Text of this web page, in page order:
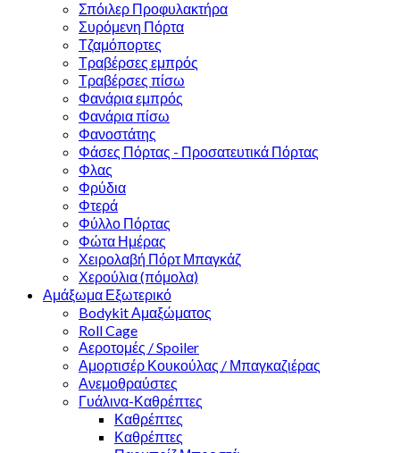
Σπόιλερ Προφυλακτήρα
Συρόμενη Πόρτα
Τζαμόπορτες
Τραβέρσες εμπρός
Τραβέρσες πίσω
Φανάρια εμπρός
Φανάρια πίσω
Φανοστάτης
Φάσες Πόρτας - Προσατευτικά Πόρτας
Φλας
Φρύδια
Φτερά
Φύλλο Πόρτας
Φώτα Ημέρας
Χειρολαβή Πόρτ Μπαγκάζ
Χερούλια (πόμολα)
Αμάξωμα Εξωτερικό
Bodykit Αμαξώματος
Roll Cage
Αεροτομές / Spoiler
Αμορτισέρ Κουκούλας / Μπαγκαζιέρας
Ανεμοθραύστες
Γυάλινα-Καθρέπτες
Καθρέπτες
Καθρέπτες